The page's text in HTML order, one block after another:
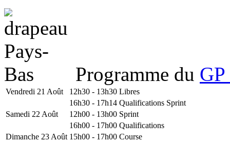
Programme du
Vendredi 21 Août 12h30 - 13h30 Libres
16h30 - 17h14 Qualifications Sprint
Samedi 22 Août
12h00 - 13h00 Sprint
16h00 - 17h00 Qualifications
Dimanche 23 Août 15h00 - 17h00 Course